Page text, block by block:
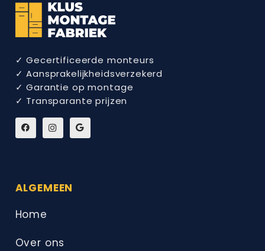
✓ Gecertificeerde monteurs
✓ Aansprakelijkheidsverzekerd
✓ Garantie op montage
✓ Transparante prijzen
ALGEMEEN
Home
Over ons